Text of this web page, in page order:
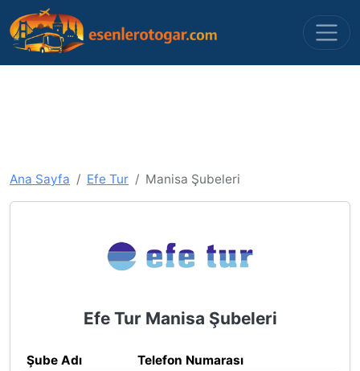
Ana Sayfa Efe Tur Manisa Şubeleri
Efe Tur Manisa Şubeleri
Şube Adı Telefon Numarası